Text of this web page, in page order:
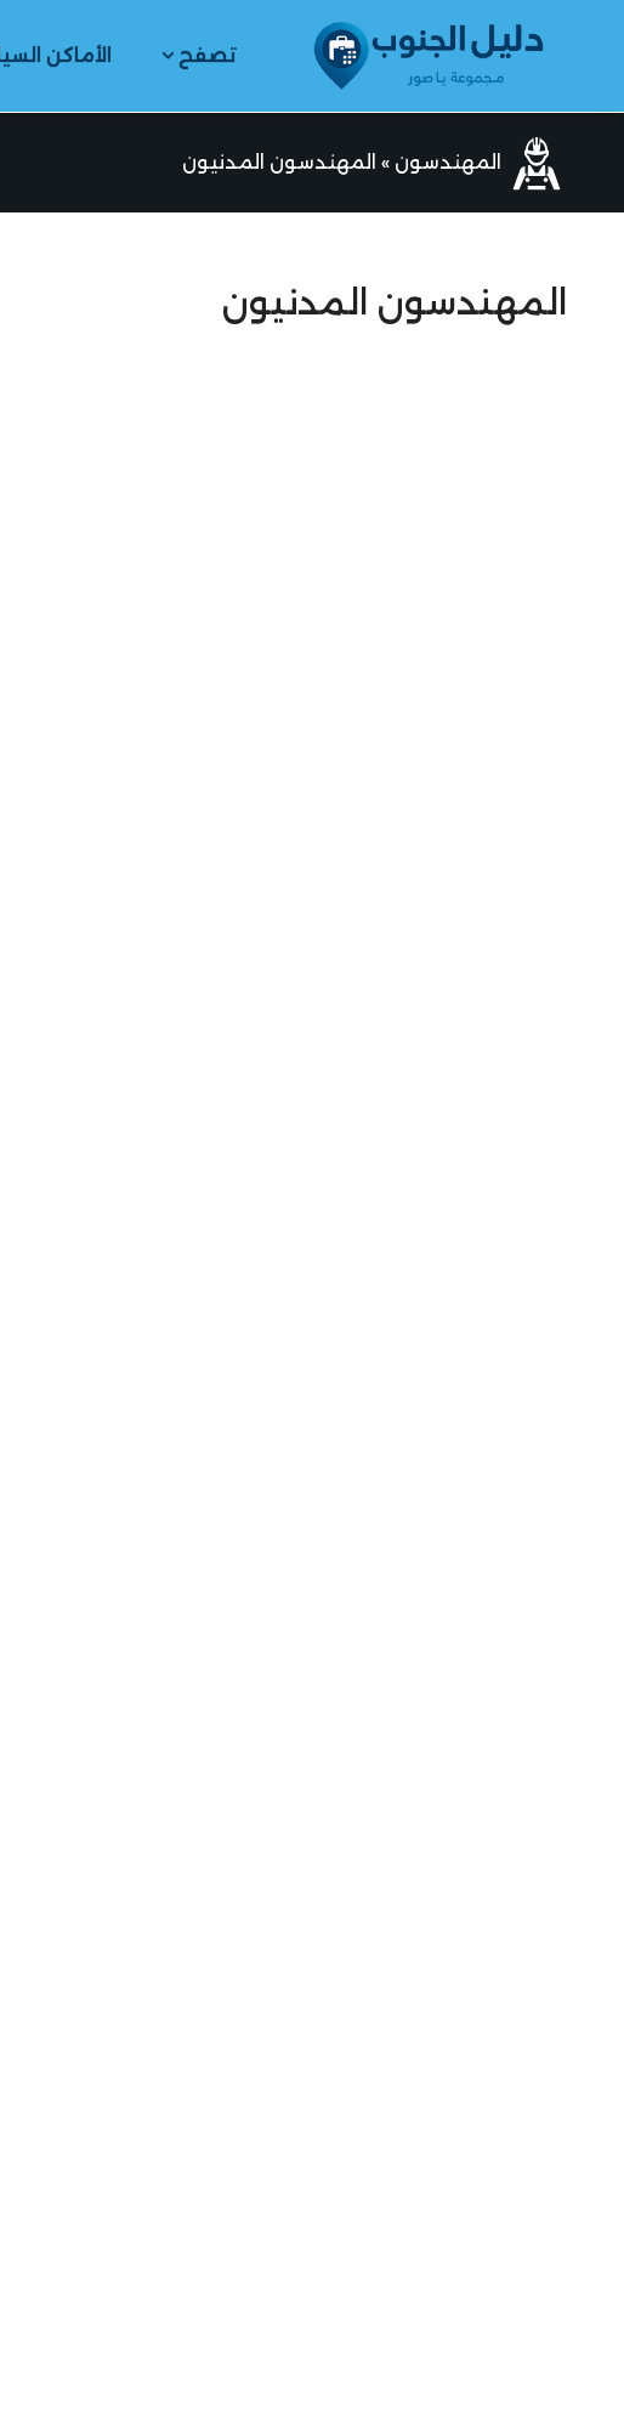
تصفح الأماكن
المهندسون » المهندسون المدنيون
المهندسون المدنيون